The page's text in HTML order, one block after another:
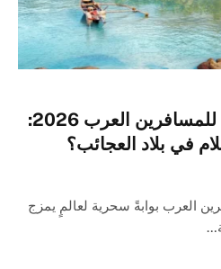
دليل السياحة في الهند للمسافرين العرب 2026:
في بلاد العجائب؟
العرب بوابةً سحرية لعالمٍ يمزج